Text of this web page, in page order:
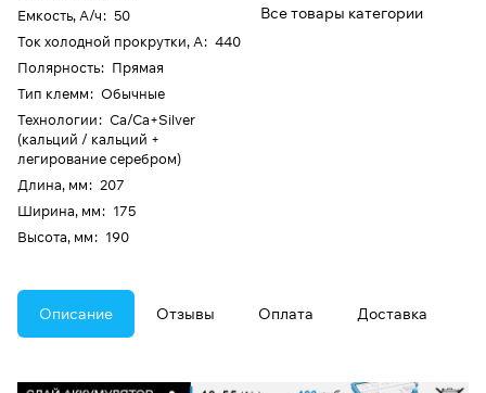
Емкость, А/ч: 50
Ток холодной прокрутки, А: 440
Полярность: Прямая
Тип клемм: Обычные
Технологии: Ca/Ca+Silver
(кальций / кальций +
легирование серебром)
Длина, мм: 207
Ширина, мм: 175
Высота, мм: 190
Все товары категории
Описание Отзывы Оплата Доставка